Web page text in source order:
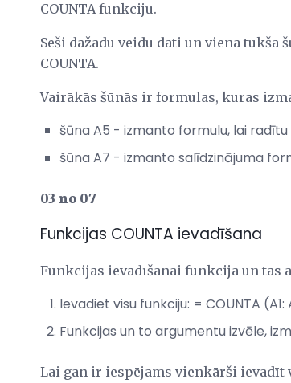
COUNTA funkciju.
Seši dažādu veidu dati un viena
COUNTA.
Vairākās šūnās ir formulas, kuras
šūna A5 - izmanto formulu, lai
šūna A7 - izmanto salīdzinājuma
03 no 07
Funkcijas COUNTA ievadīšana
Funkcijas ievadīšanai funkcijā un tās
Ievadiet visu funkciju: = COUNTA
Funkcijas un to argumentu izvēle,
Lai gan ir iespējams vienkārši